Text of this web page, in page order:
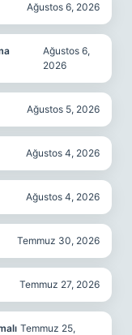
Ağustos 6, 2026
Ağustos 6,
2026
Ağustos 5, 2026
Ağustos 4, 2026
Ağustos 4, 2026
Temmuz 30, 2026
Temmuz 27, 2026
Temmuz 25,